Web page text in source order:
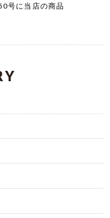
号に当店の商品